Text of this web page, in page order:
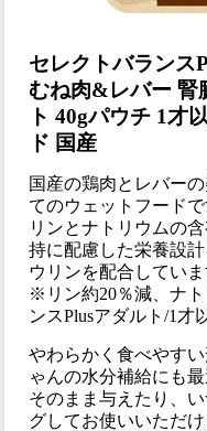
セレクトバランス
むね肉&レバー 腎
ト 40gパウチ 1才
ド 国産
国産の鶏肉とレバー
てのウェットフード
リンとナトリウムの
持に配慮した栄養設
ウリンを配合していま
※リン約20％減、ナ
ンスPlusアダルト/1才
やわらかく食べやす
ゃんの水分補給にも最
そのまま与えたり、
グしてお使いいただけ